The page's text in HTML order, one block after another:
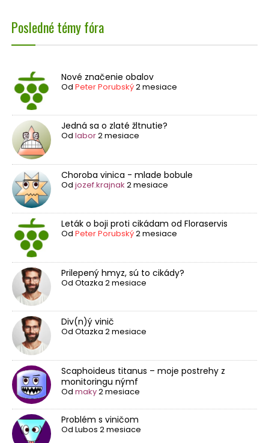
Posledné témy fóra
Nové značenie obalov
Od Peter Porubský2 mesiace
Jedná sa o zlaté žltnutie?
Od labor2 mesiace
Choroba vinica - mlade bobule
Od jozef.krajnak 2 mesiace
Leták o boji proti cikádam od Floraservis
Od Peter Porubský2 mesiace
Prilepený hmyz, sú to cikády?
Od Otazka 2 mesiace
Div(n)ý vinič
Od Otazka 2 mesiace
Scaphoideus titanus – moje postrehy z
monitoringu nýmf
Od maky2 mesiace
Problém s viničom
Od Lubos 2 mesiace